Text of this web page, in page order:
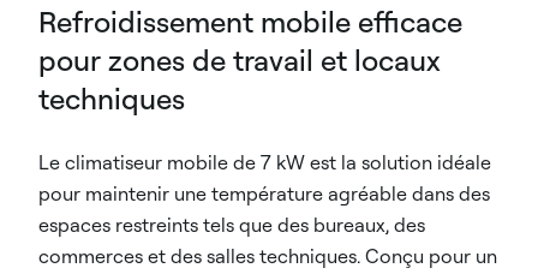
Refroidissement mobile efficace
pour zones de travail et locaux
techniques
Le climatiseur mobile de 7 kW est la solution idéale
pour maintenir une température agréable dans des
espaces restreints tels que des bureaux, des
commerces et des salles techniques. Conçu pour un